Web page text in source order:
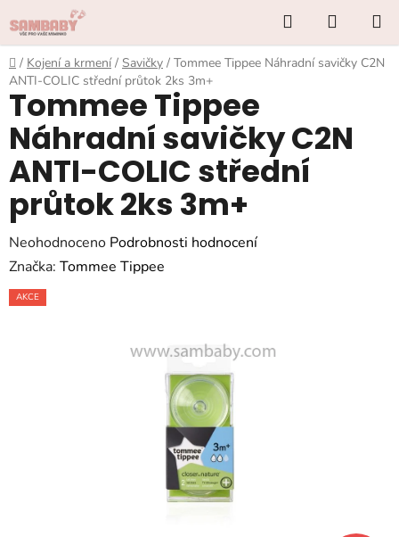
na
obsah
Hledat
KOŠÍK
Domů
/ Kojení a krmení / Savičky / Tommee Tippee Náhradní savičky C2N
ANTI-COLIC střední průtok 2ks 3m+
Tommee Tippee
Náhradní savičky C2N
ANTI-COLIC střední
průtok 2ks 3m+
Průměrné
hodnocení
produktu
Neohodnoceno Podrobnosti hodnocení
Značka: Tommee Tippee
AKCE